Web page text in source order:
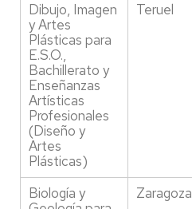
Dibujo, Imagen
y Artes
Plásticas para
E.S.O.,
Bachillerato y
Enseñanzas
Artísticas
Profesionales
(Diseño y
Artes
Plásticas)
Teruel
Biología y
Zaragoza